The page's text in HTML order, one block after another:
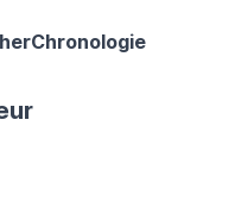
Chronologie